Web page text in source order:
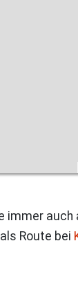
immer auch
Route bei